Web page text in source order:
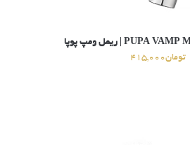
تومان415,000